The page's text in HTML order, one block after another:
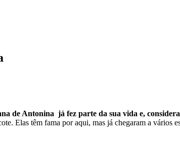
de Antonina já fez parte da sua vida e,
Elas têm fama por aqui, mas já chegaram a vários